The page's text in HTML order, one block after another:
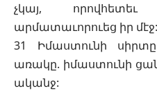
չկայ, որովհետեւ
արմատաւորուեց իր մէջ:
31 Իմաստունի
առակը. իմաստունի
ականջ: